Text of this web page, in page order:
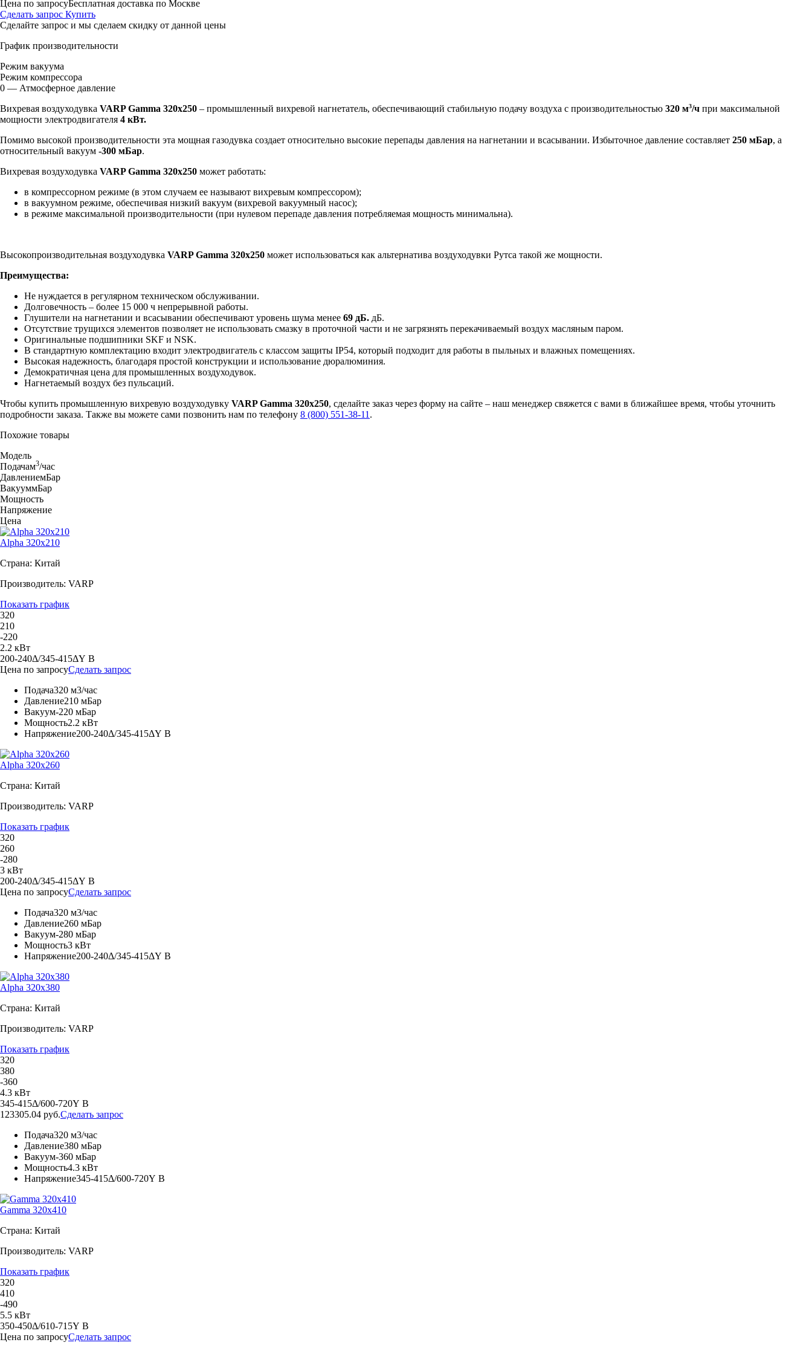
Цена по запросуБесплатная доставка по Москве
Сделать запрос Купить
Сделайте запрос и мы сделаем скидку от данной цены
График производительности
Режим вакуума
Режим компрессора
0 — Атмосферное давление
Вихревая воздуходувка VARP Gamma 320x250 – промышленный вихревой нагнетатель, обеспечивающий стабильную подачу воздуха с производительностью 320 м3/ч при максимальной
мощности электродвигателя 4 кВт.
Помимо высокой производительности эта мощная газодувка создает относительно высокие перепады давления на нагнетании и всасывании. Избыточное давление составляет 250 мБар, а
относительный вакуум -300 мБар.
Вихревая воздуходувка VARP Gamma 320x250 может работать:
в компрессорном режиме (в этом случаем ее называют вихревым компрессором);
в вакуумном режиме, обеспечивая низкий вакуум (вихревой вакуумный насос);
в режиме максимальной производительности (при нулевом перепаде давления потребляемая мощность минимальна).
Высокопроизводительная воздуходувка VARP Gamma 320x250 может использоваться как альтернатива воздуходувки Рутса такой же мощности.
Преимущества:
Не нуждается в регулярном техническом обслуживании.
Долговечность – более 15 000 ч непрерывной работы.
Глушители на нагнетании и всасывании обеспечивают уровень шума менее 69 дБ. дБ.
Отсутствие трущихся элементов позволяет не использовать смазку в проточной части и не загрязнять перекачиваемый воздух масляным паром.
Оригинальные подшипники SKF и NSK.
В стандартную комплектацию входит электродвигатель с классом защиты IP54, который подходит для работы в пыльных и влажных помещениях.
Высокая надежность, благодаря простой конструкции и использование дюралюминия.
Демократичная цена для промышленных воздуходувок.
Нагнетаемый воздух без пульсаций.
Чтобы купить промышленную вихревую воздуходувку VARP Gamma 320x250, сделайте заказ через форму на сайте – наш менеджер свяжется с вами в ближайшее время, чтобы уточнить
подробности заказа. Также вы можете сами позвонить нам по телефону 8 (800) 551-38-11 .
Похожие товары
Модель
Подачам3/час
ДавлениемБар
ВакууммБар
Мощность
Напряжение
Цена
Alpha 320x210
Страна: Китай
Производитель: VARP
Показать график
320
210
-220
2.2 кВт
200-240Δ/345-415ΔY В
Цена по запросуСделать запрос
Подача320 м3/час
Давление210 мБар
Вакуум-220 мБар
Мощность2.2 кВт
Напряжение200-240Δ/345-415ΔY В
Alpha 320x260
Страна: Китай
Производитель: VARP
Показать график
320
260
-280
3 кВт
200-240Δ/345-415ΔY В
Цена по запросуСделать запрос
Подача320 м3/час
Давление260 мБар
Вакуум-280 мБар
Мощность3 кВт
Напряжение200-240Δ/345-415ΔY В
Alpha 320x380
Страна: Китай
Производитель: VARP
Показать график
320
380
-360
4.3 кВт
345-415Δ/600-720Y В
123305.04 руб.Сделать запрос
Подача320 м3/час
Давление380 мБар
Вакуум-360 мБар
Мощность4.3 кВт
Напряжение345-415Δ/600-720Y В
Gamma 320x410
Страна: Китай
Производитель: VARP
Показать график
320
410
-490
5.5 кВт
350-450Δ/610-715Y В
Цена по запросуСделать запрос